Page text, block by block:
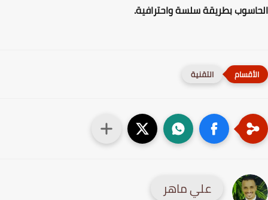
بطريقة سلسة واحترافية.
التقنية
علي ماهر